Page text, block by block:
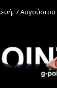
7 Αυγούστου